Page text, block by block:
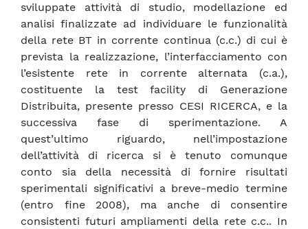
sviluppate attività di studio, modellazione ed
analisi finalizzate ad individuare le funzionalità
della rete BT in corrente continua (c.c.) di cui è
prevista la realizzazione, l’interfacciamento con
l’esistente rete in corrente alternata (c.a.),
costituente la test facility di Generazione
Distribuita, presente presso CESI RICERCA, e la
successiva fase di sperimentazione. A
quest’ultimo riguardo, nell’impostazione
dell’attività di ricerca si è tenuto comunque
conto sia della necessità di fornire risultati
sperimentali significativi a breve-medio termine
(entro fine 2008), ma anche di consentire
consistenti futuri ampliamenti della rete c.c.. In